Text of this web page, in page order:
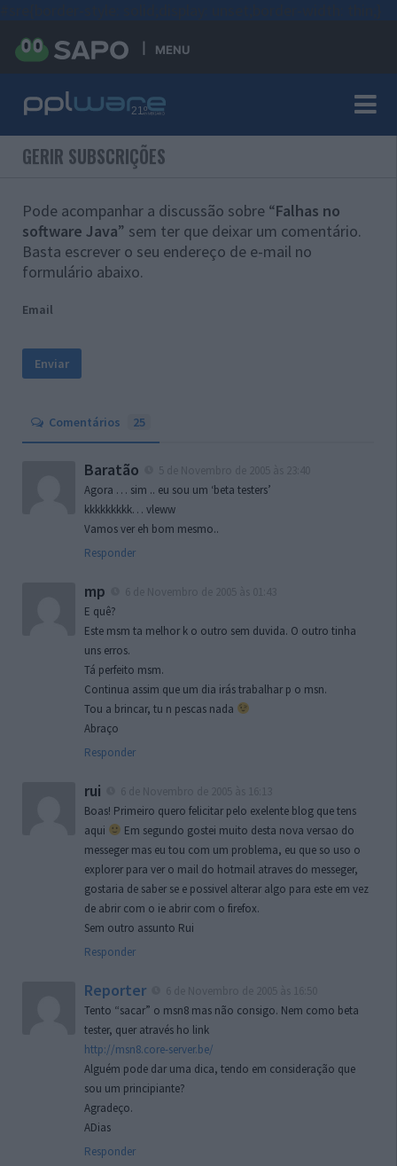
MENU
GERIR SUBSCRIÇÕES
Pode acompanhar a discussão sobre “Falhas no
software Java” sem ter que deixar um comentário.
Basta escrever o seu endereço de e-mail no
formulário abaixo.
Email
Comentários 25
Baratão
Agora … sim .. eu sou um ‘beta testers’
kkkkkkkkk… vleww
Vamos ver eh bom mesmo..
Responder
mp
E quê?
Este msm ta melhor k o outro sem duvida. O outro tinha
uns erros.
Tá perfeito msm.
Continua assim que um dia irás trabalhar p o msn.
Tou a brincar, tu n pescas nada
Abraço
Responder
rui
Boas! Primeiro quero felicitar pelo exelente blog que tens
aqui
Em segundo gostei muito desta nova versao do
messeger mas eu tou com um problema, eu que so uso o
explorer para ver o mail do hotmail atraves do messeger,
gostaria de saber se e possivel alterar algo para este em vez
de abrir com o ie abrir com o firefox.
Sem outro assunto Rui
Responder
Reporter
Tento “sacar” o msn8 mas não consigo. Nem como beta
tester, quer através ho link
http://msn8.core-server.be/
Alguém pode dar uma dica, tendo em consideração que
sou um principiante?
Agradeço.
ADias
Responder